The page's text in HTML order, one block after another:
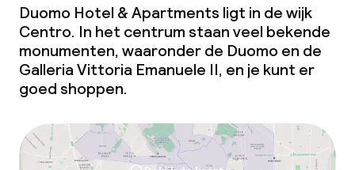
Duomo Hotel & Apartments ligt in de wijk
Centro. In het centrum staan veel bekende
monumenten, waaronder de Duomo en de
Galleria Vittoria Emanuele II, en je kunt er
goed shoppen.